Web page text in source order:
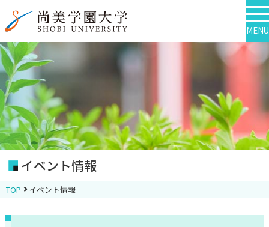
MENU
イベント情報
TOP イベント情報